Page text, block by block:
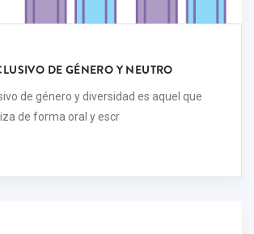
DE GÉNERO Y NEUTRO
de género y diversidad es aquel que
de forma oral y escr